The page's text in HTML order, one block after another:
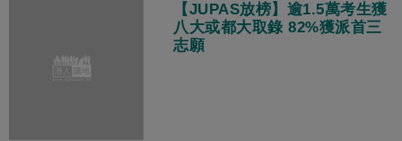
【JUPAS放榜】逾1.5萬考生獲
八大或都大取錄 82%獲派首三
志願